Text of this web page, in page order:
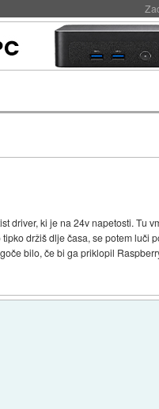
driver, ki je na 24v napetosti. Tu
držiš dlje časa, se potem luči
bilo, če bi ga priklopil